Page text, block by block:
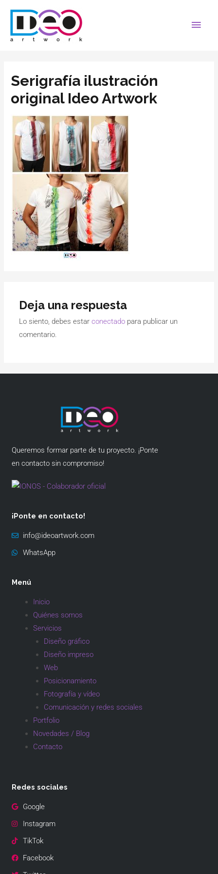
Serigrafía ilustración
original Ideo Artwork
Deja una respuesta
Lo siento, debes estarconectado para publicar un
comentario.
Queremos formar parte de tu proyecto. ¡Ponte
en contacto sin compromiso!
¡Ponte en contacto!
info@ideoartwork.com
WhatsApp
Menú
Inicio
Quiénes somos
Servicios
Diseño gráfico
Diseño impreso
Web
Posicionamiento
Fotografía y vídeo
Comunicación y redes sociales
Portfolio
Novedades / Blog
Contacto
Redes sociales
Google
Instagram
TikTok
Facebook